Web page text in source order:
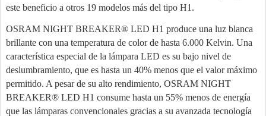
este beneficio a otros 19 modelos más del tipo H1.
OSRAM NIGHT BREAKER® LED H1 produce una luz blanca
brillante con una temperatura de color de hasta 6.000 Kelvin. Una
característica especial de la lámpara LED es su bajo nivel de
deslumbramiento, que es hasta un 40% menos que el valor máximo
permitido. A pesar de su alto rendimiento, OSRAM NIGHT
BREAKER® LED H1 consume hasta un 55% menos de energía
que las lámparas convencionales gracias a su avanzada tecnología